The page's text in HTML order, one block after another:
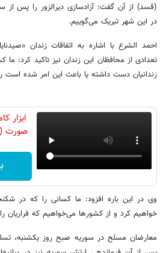
(قسد) از آن گفت: آزادسازی دیرالزور را پس
در این شهر تبریک می‌گوییم.
احمد الشرع با اشاره به اتفاقات زندان
تعدادی از محافظان این زندان نیز تاکید کرد:
زندانیان دست داشته یا باعث این امر شده است
ابزار
صورت
وی در این باره افزود: ما کسانی را که در
خواهیم کرد و از کشورها می‌خواهیم که فراریان
معارضان مسلح در سوریه صبح روز یکشنبه،